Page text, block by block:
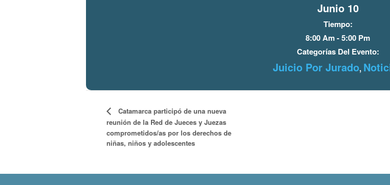
Junio 10
Tiempo:
8:00 Am - 5:00 Pm
Categorías Del Evento:
Juicio Por Jurado,
Catamarca participó de una nueva
reunión de la Red de Jueces y Juezas
comprometidos/as por los derechos de
niñas, niños y adolescentes